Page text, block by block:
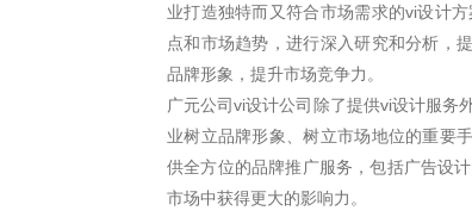
业打造独特而又符合市场需求的vi设计
点和市场趋势，进行深入研究和分析，
品牌形象，提升市场竞争力。
广元公司vi设计公司除了提供vi设计服务
业树立品牌形象、树立市场地位的重要
供全方位的品牌推广服务，包括广告设
市场中获得更大的影响力。